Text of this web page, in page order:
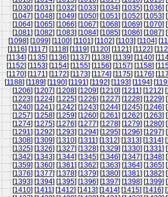
[1030] [1031] [1032] [1033] [1034] [1035] [1036] [
[1047] [1048] [1049] [1050] [1051] [1052] [1053] [
[1064] [1065] [1066] [1067] [1068] [1069] [1070] [
[1081] [1082] [1083] [1084] [1085] [1086] [1087] [
[1098] [1099] [1100] [1101] [1102] [1103] [1104] [
[1116] [1117] [1118] [1119] [1120] [1121] [1122] [
[1134] [1135] [1136] [1137] [1138] [1139] [1140] [
[1152] [1153] [1154] [1155] [1156] [1157] [1158] [
[1170] [1171] [1172] [1173] [1174] [1175] [1176] [
[1188] [1189] [1190] [1191] [1192] [1193] [1194] [
[1206] [1207] [1208] [1209] [1210] [1211] [1212] [
[1223] [1224] [1225] [1226] [1227] [1228] [1229] [
[1240] [1241] [1242] [1243] [1244] [1245] [1246] [
[1257] [1258] [1259] [1260] [1261] [1262] [1263] [
[1274] [1275] [1276] [1277] [1278] [1279] [1280] [
[1291] [1292] [1293] [1294] [1295] [1296] [1297] [
[1308] [1309] [1310] [1311] [1312] [1313] [1314] [
[1325] [1326] [1327] [1328] [1329] [1330] [1331] [
[1342] [1343] [1344] [1345] [1346] [1347] [1348] [
[1359] [1360] [1361] [1362] [1363] [1364] [1365] [
[1376] [1377] [1378] [1379] [1380] [1381] [1382] [
[1393] [1394] [1395] [1396] [1397] [1398] [1399] [
[1410] [1411] [1412] [1413] [1414] [1415] [1416] [